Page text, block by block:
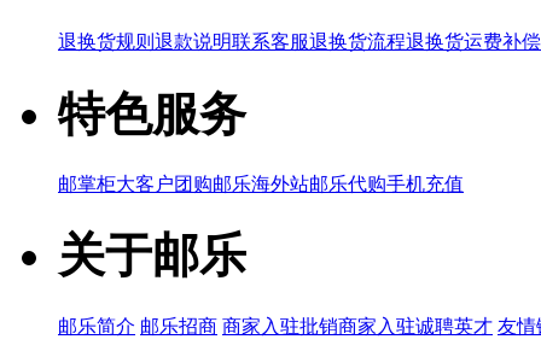
退换货规则 退款说明联系客服退换货流程退换货运费补
特色服务
邮掌柜大客户团购邮乐海外站邮乐代购手机充值
关于邮乐
邮乐简介 邮乐招商 商家入驻批销商家入驻诚聘英才 友情